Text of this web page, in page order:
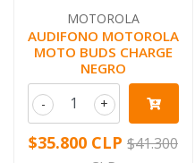
MOTOROLA
AUDIFONO MOTOROLA
MOTO BUDS CHARGE
NEGRO
+
-
$35.800 CLP $41.300